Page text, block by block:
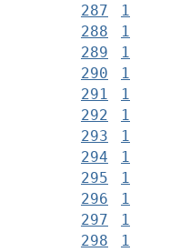
287
1
288
1
289
1
290
1
291
1
292
1
293
1
294
1
295
1
296
1
297
1
298
1